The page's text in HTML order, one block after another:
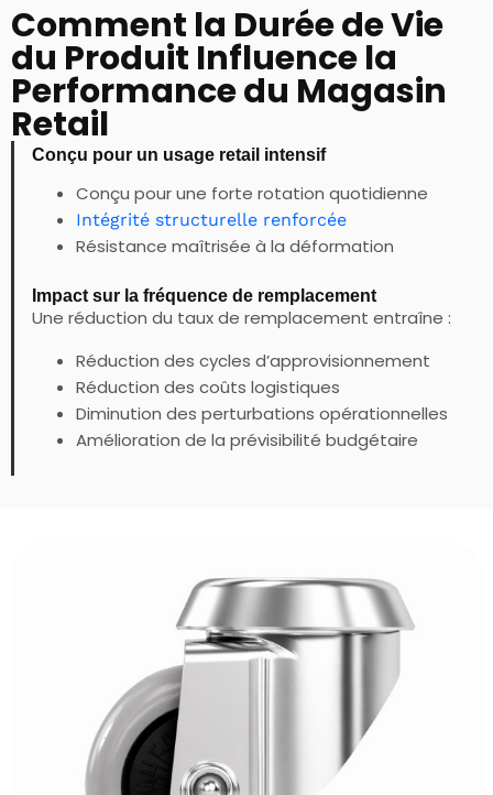
Comment la Durée de Vie
du Produit Influence la
Performance du Magasin
Retail
Conçu pour un usage retail intensif
Conçu pour une forte rotation quotidienne
Intégrité structurelle renforcée
Résistance maîtrisée à la déformation
Impact sur la fréquence de remplacement
Une réduction du taux de remplacement entraîne :
Réduction des cycles d’approvisionnement
Réduction des coûts logistiques
Diminution des perturbations opérationnelles
Amélioration de la prévisibilité budgétaire